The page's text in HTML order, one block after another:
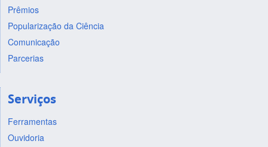
Prêmios
Popularização da Ciência
Comunicação
Parcerias
Serviços
Ferramentas
Ouvidoria